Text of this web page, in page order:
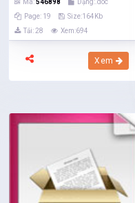
Mã:546898
Dạng:.doc
Page: 19
Size:164Kb
Tải: 28
Xem:694
Xem